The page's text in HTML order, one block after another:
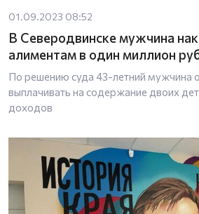
01.09.2023 08:52
В Северодвинске мужчина
алиментам в один миллион
По решению суда 43-летний мужчина
выплачивать на содержание двоих
доходов